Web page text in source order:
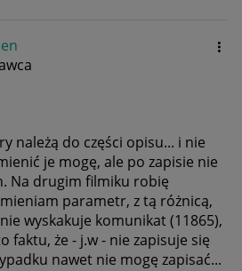
należą do części opisu... i nie
je mogę, ale po zapisie nie
Na drugim filmiku robię
parametr, z tą różnicą,
wyskakuje komunikat (11865),
faktu, że - j.w - nie zapisuje się
nawet nie mogę zapisać...